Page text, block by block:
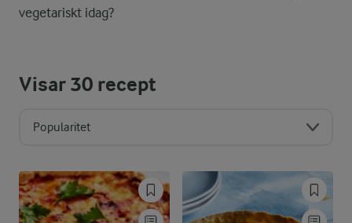
vegetariskt idag?
Visar30 recept
Popularitet